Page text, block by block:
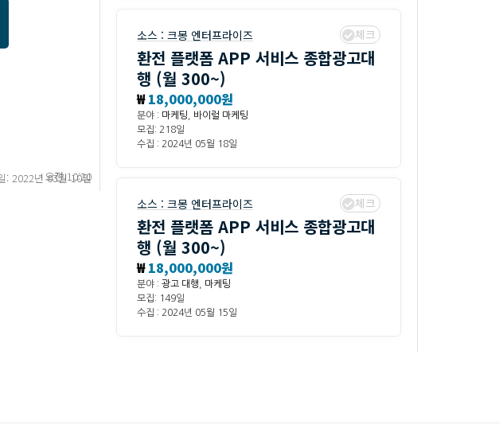
: 2022년 03월 10일
오전 10:20
소스 : 크몽 엔터프라이즈 체크
환전 플랫폼 APP 서비스 종합광고대
행 (월 300~)
₩18,000,000원
분야 : 마케팅
바이럴 마케팅
모집: 218일
수집 : 2024년 05월 18일
소스 : 크몽 엔터프라이즈 체크
환전 플랫폼 APP 서비스 종합광고대
행 (월 300~)
₩18,000,000원
분야 : 광고 대행
마케팅
모집: 149일
수집 : 2024년 05월 15일